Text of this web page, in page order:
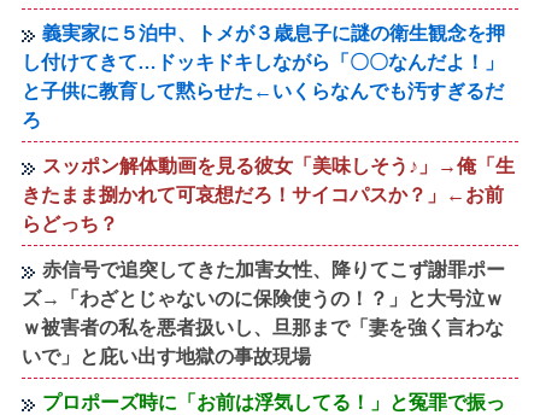
義実家に５泊中、トメが３歳息子に謎の衛生観念を押
し付けてきて…ドッキドキしながら「〇〇なんだよ！」
と子供に教育して黙らせた←いくらなんでも汚すぎるだ
ろ
スッポン解体動画を見る彼女「美味しそう♪」→俺「生
きたまま捌かれて可哀想だろ！サイコパスか？」←お前
らどっち？
赤信号で追突してきた加害女性、降りてこず謝罪ポー
ズ→「わざとじゃないのに保険使うの！？」と大号泣ｗ
ｗ被害者の私を悪者扱いし、旦那まで「妻を強く言わな
いで」と庇い出す地獄の事故現場
プロポーズ時に「お前は浮気してる！」と冤罪で振っ